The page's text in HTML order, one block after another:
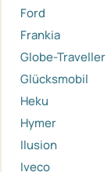
Ford
Frankia
Globe-Traveller
Glücksmobil
Heku
Hymer
Ilusion
Iveco